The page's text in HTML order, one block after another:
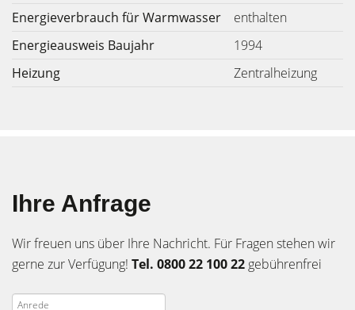
Energieverbrauch für Warmwasser
enthalten
Energieausweis Baujahr
1994
Heizung
Zentralheizung
Ihre Anfrage
Wir freuen uns über Ihre Nachricht. Für Fragen stehen wir
gerne zur Verfügung! Tel. 0800 22 100 22 gebührenfrei